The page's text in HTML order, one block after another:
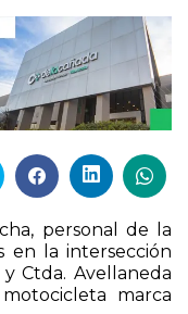
personal de la
en la intersección
Ctda. Avellaneda
marca